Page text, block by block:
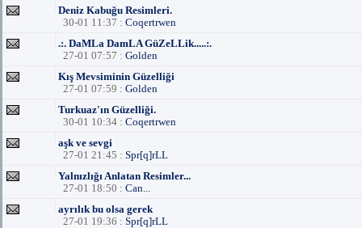
Deniz Kabuğu Resimleri.
30-01 11:37 : Coqertrwen
.:. DaMLa DamLA GüZeLLik.....:.
27-01 07:57 : Golden
Kış Mevsiminin Güzelliği
27-01 07:59 : Golden
Turkuaz'ın Güzelliği.
30-01 10:34 : Coqertrwen
aşk ve sevgi
27-01 21:45 : Spr[q]rLL
Yalnızlığı Anlatan Resimler...
27-01 18:50 : Can...
ayrılık bu olsa gerek
27-01 19:36 : Spr[q]rLL